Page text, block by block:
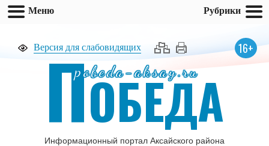
Версия для слабовидящих 16+
pobeda-aksay.ru
ПОБЕДА
Информационный портал Аксайского района
Меню Рубрики